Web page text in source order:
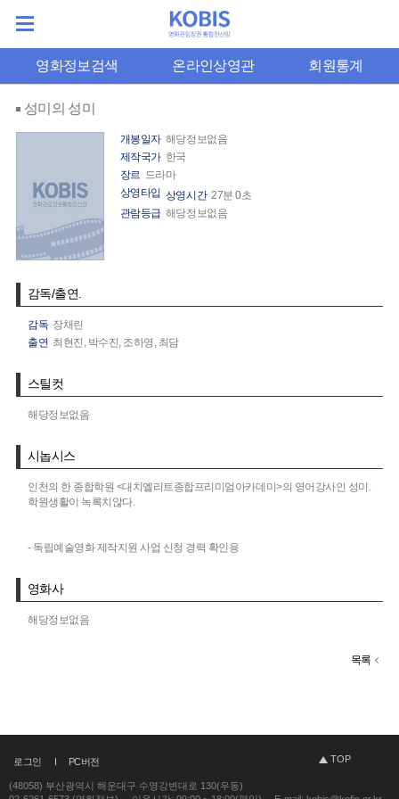
영화정보검색 온라인상영관 회원통계
성미의 성미
개봉일자 해당정보없음
제작국가 한국
장르 드라마
상영타입 상영시간 27분 0초
관람등급 해당정보없음
감독/출연.
감독 장채린
출연 최현진, 박수진, 조하영, 최담
스틸컷
해당정보없음
시놉시스
인천의 한 종합학원 <대치엘리트종합프리미엄아카데미>의 영어강사인 성미.
학원생활이 녹록치않다.
- 독립예술영화 제작지원 사업 신청 경력 확인용
영화사
해당정보없음
목록
로그인 PC버전 TOP
(48058) 부산광역시 해운대구 수영강변대로 130(우동)